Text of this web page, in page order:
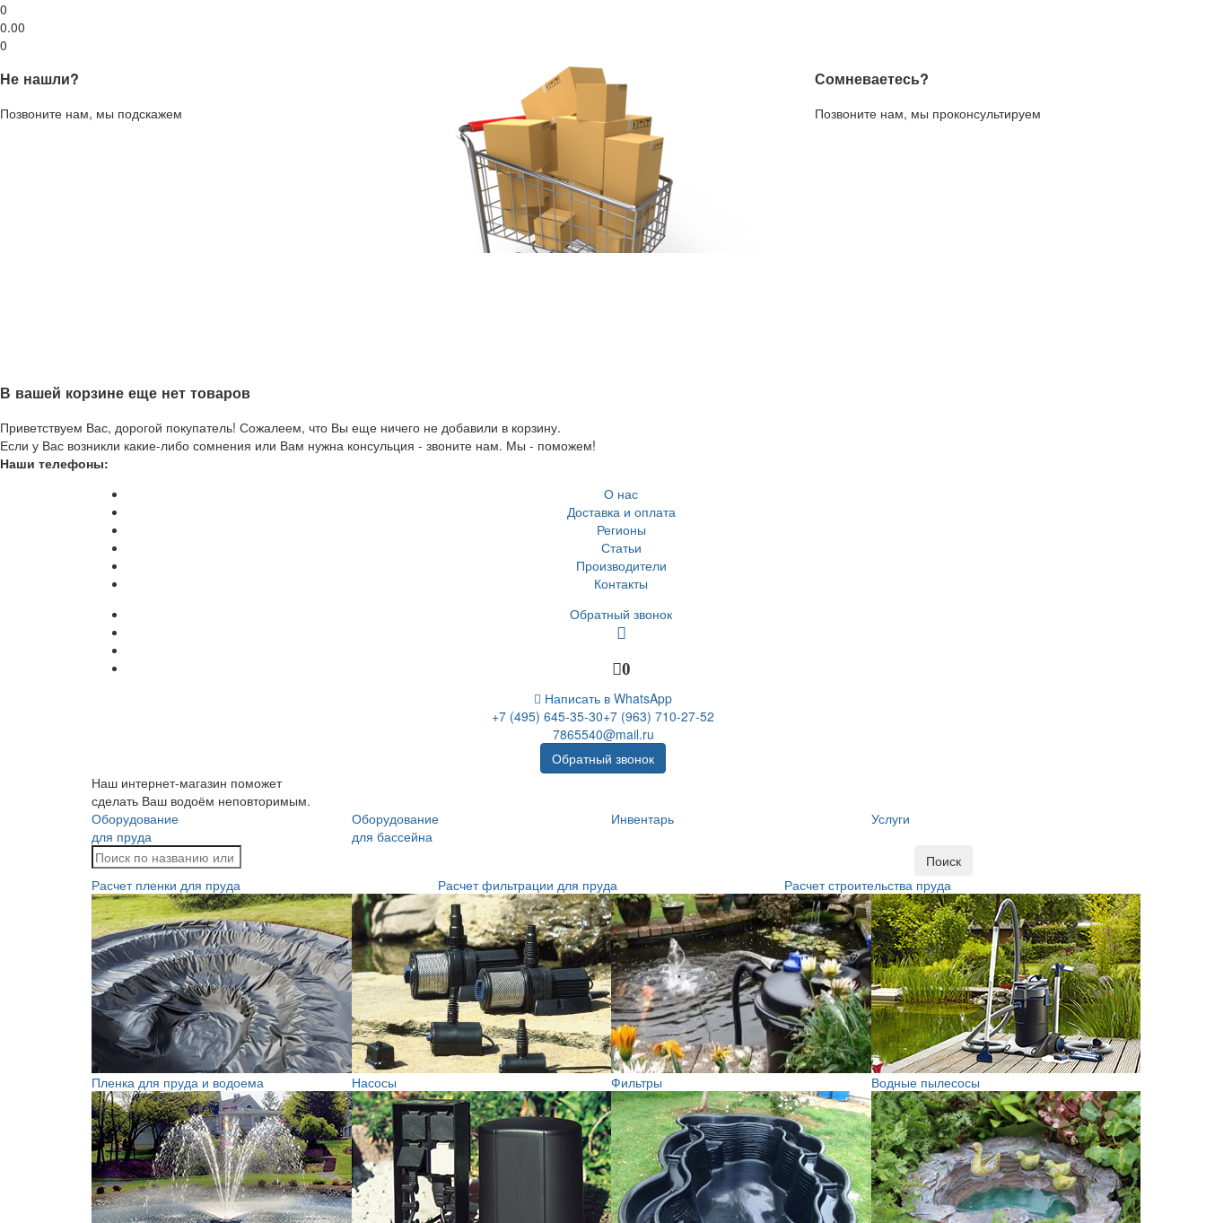
0
0.00
0
Не нашли?
Позвоните нам, мы подскажем
Сомневаетесь?
Позвоните нам, мы проконсультируем
В вашей корзине еще нет товаров
Приветствуем Вас, дорогой покупатель! Сожалеем, что Вы еще ничего не добавили в корзину.
Если у Вас возникли какие-либо сомнения или Вам нужна консульция - звоните нам. Мы - поможем!
Наши телефоны:
О нас
Доставка и оплата
Регионы
Статьи
Производители
Контакты
Обратный звонок
0
Написать в WhatsApp
+7 (495) 645-35-30+7 (963) 710-27-52
7865540@mail.ru
Обратный звонок
Наш интернет-магазин поможет
сделать Ваш водоём неповторимым.
Оборудование
для пруда
Оборудование
для бассейна
Инвентарь Услуги
Поиск
Расчет пленки для пруда
Расчет фильтрации для пруда Расчет строительства пруда
Пленка для пруда и водоема Насосы Фильтры Водные пылесосы